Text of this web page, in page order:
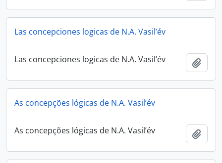
Las concepciones logicas de N.A. Vasil’év
Las concepciones logicas de N.A. Vasil’év
As concepções lógicas de N.A. Vasil’év
As concepções lógicas de N.A. Vasil’év